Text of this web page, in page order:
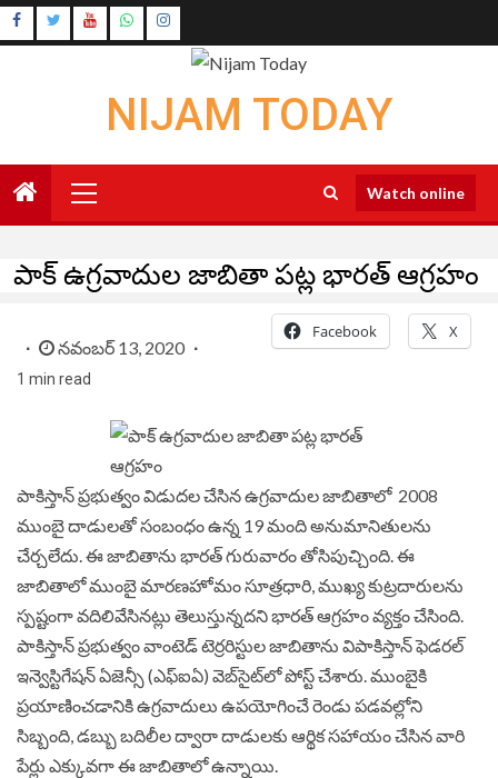
Skip
to
Instagram
NIJAM TODAY
Menu
Watch online
పాక్ ఉగ్రవాదుల జాబితా పట్ల భారత్ ఆగ్రహం
నవంబర్ 13, 2020
1 min read
Facebook X
పాకిస్తాన్ ప్రభుత్వం విడుదల చేసిన ఉగ్రవాదుల జాబితాలో 2008
ముంబై దాడులతో సంబంధం ఉన్న 19 మంది అనుమానితులను
చేర్చలేదు. ఈ జాబితాను భారత్ గురువారం తోసిపుచ్చింది. ఈ
జాబితాలో ముంబై మారణహోమం సూత్రధారి, ముఖ్య కుట్రదారులను
స్పష్టంగా వదిలివేసినట్లు తెలుస్తున్నదని భారత్‌ ఆగ్రహం వ్యక్తం చేసింది.
పాకిస్తాన్‌ ప్రభుత్వం వాంటెడ్ టెర్రరిస్టుల జాబితాను విపాకిస్తాన్ ఫెడరల్
ఇన్వెస్టిగేషన్ ఏజెన్సీ (ఎఫ్ఐఏ) వెబ్‌సైట్‌లో పోస్ట్ చేశారు. ముంబైకి
ప్రయాణించడానికి ఉగ్రవాదులు ఉపయోగించే రెండు పడవల్లోని
సిబ్బంది, డబ్బు బదిలీల ద్వారా దాడులకు ఆర్థిక సహాయం చేసిన వారి
పేర్లు ఎక్కువగా ఈ జాబితాలో ఉన్నాయి.